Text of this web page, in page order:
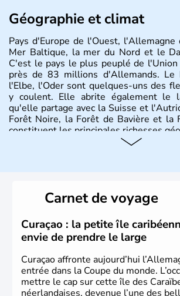
Géographie et climat
Pays d'Europe de l'Ouest,
Mer Baltique, la mer du Nord et le
C'est le pays le plus peuplé de l'Union
près de 83 millions d'Allemands. Le
l'Elbe, l'Oder sont quelques-uns des
y coulent. Elle abrite également le
qu'elle partage avec la Suisse et
Forêt Noire, la Forêt de Bavière et la
constituent les principales richesses
lesquelles bénéficient d'une grande
peut se targuer de grands noms qu'il a
les domaines, des arts à la politique
philosophie. Hertz, Gutenberg,
Herman Hesse ou bien Hegel en font
Carnet de voyage
Curaçao : la petite île
envie de prendre le large
Curaçao affronte aujourd’hui
entrée dans la Coupe du monde.
mettre le cap sur cette île des
néerlandaises, devenue l’une des